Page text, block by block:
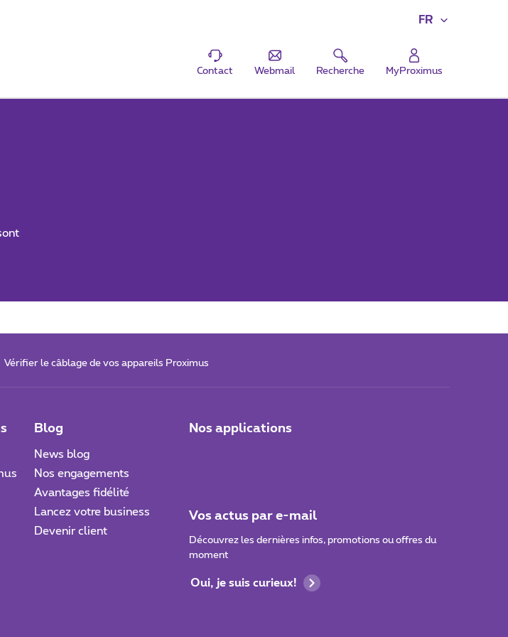
FR
Contact Webmail Recherche MyProximus
Vérifier le câblage de vos appareils Proximus
Blog
News blog
Nos engagements
Avantages fidélité
Lancez votre business
Devenir client
Nos applications
Vos actus par e-mail
Découvrez les dernières infos, promotions ou offres du
moment
Oui, je suis curieux!